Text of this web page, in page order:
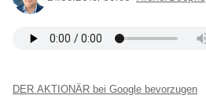
DER AKTIONÄR bei Google bevorzugen